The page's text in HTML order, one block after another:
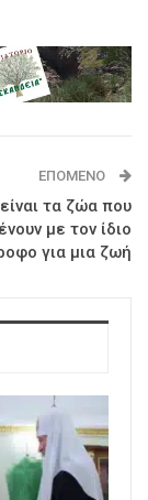
ΕΠΌΜΕΝΟ
τα ζώα που
με τον ίδιο
για μια ζωή